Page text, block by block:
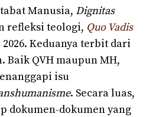
Manusia, Dignitas
refleksi teologi, Quo Vadis
Keduanya terbit dari
QVH maupun MH,
isu
. Secara luas,
dokumen-dokumen yang